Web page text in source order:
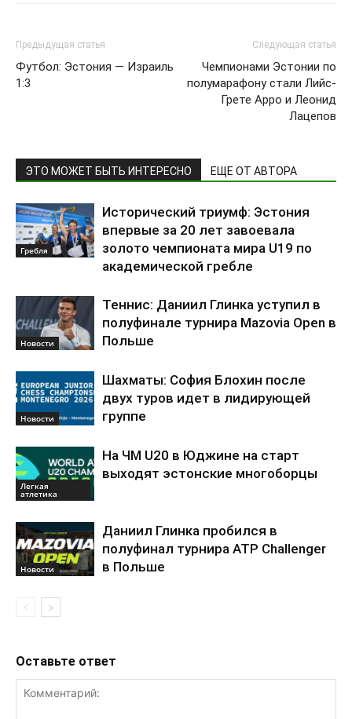
Предыдущая статья
Футбол: Эстония — Израиль
1:3
Следующая статья
Чемпионами Эстонии по
полумарафону стали Лийс-
Грете Арро и Леонид
Лацепов
ЭТО МОЖЕТ БЫТЬ ИНТЕРЕСНО ЕЩЕ ОТ АВТОРА
Гребля
Исторический триумф: Эстония
впервые за 20 лет завоевала
золото чемпионата мира U19 по
академической гребле
Новости
Теннис: Даниил Глинка уступил в
полуфинале турнира Mazovia Open в
Польше
Новости
Шахматы: София Блохин после
двух туров идет в лидирующей
группе
Легкая
атлетика
На ЧМ U20 в Юджине на старт
выходят эстонские многоборцы
Новости
Даниил Глинка пробился в
полуфинал турнира ATP Challenger
в Польше
Оставьте ответ